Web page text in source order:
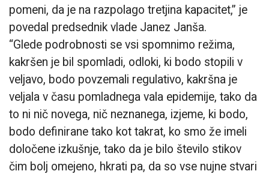
pomeni, da je na razpolago tretjina kapacitet,” je
povedal predsednik vlade Janez Janša.
“Glede podrobnosti se vsi spomnimo režima,
kakršen je bil spomladi, odloki, ki bodo stopili v
veljavo, bodo povzemali regulativo, kakršna je
veljala v času pomladnega vala epidemije, tako da
to ni nič novega, nič neznanega, izjeme, ki bodo,
bodo definirane tako kot takrat, ko smo že imeli
določene izkušnje, tako da je bilo število stikov
čim bolj omejeno, hkrati pa, da so vse nujne stvari